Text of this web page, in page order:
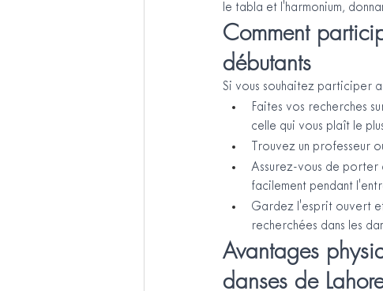
le tabla et l'harmonium,
Comment
débutants
Si vous souhaitez participer
Faites vos recherches
celle qui vous plaît le
Trouvez un professeur
Assurez-vous de
facilement pendant
Gardez l'esprit ouvert
recherchées dans les
Avantages
danses de